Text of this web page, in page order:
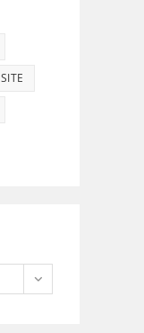
SITE